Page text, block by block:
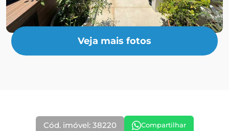
Veja mais fotos
Cód. imóvel: 38220 Compartilhar